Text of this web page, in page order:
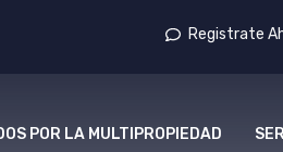
Registrate
POR LA MULTIPROPIEDAD